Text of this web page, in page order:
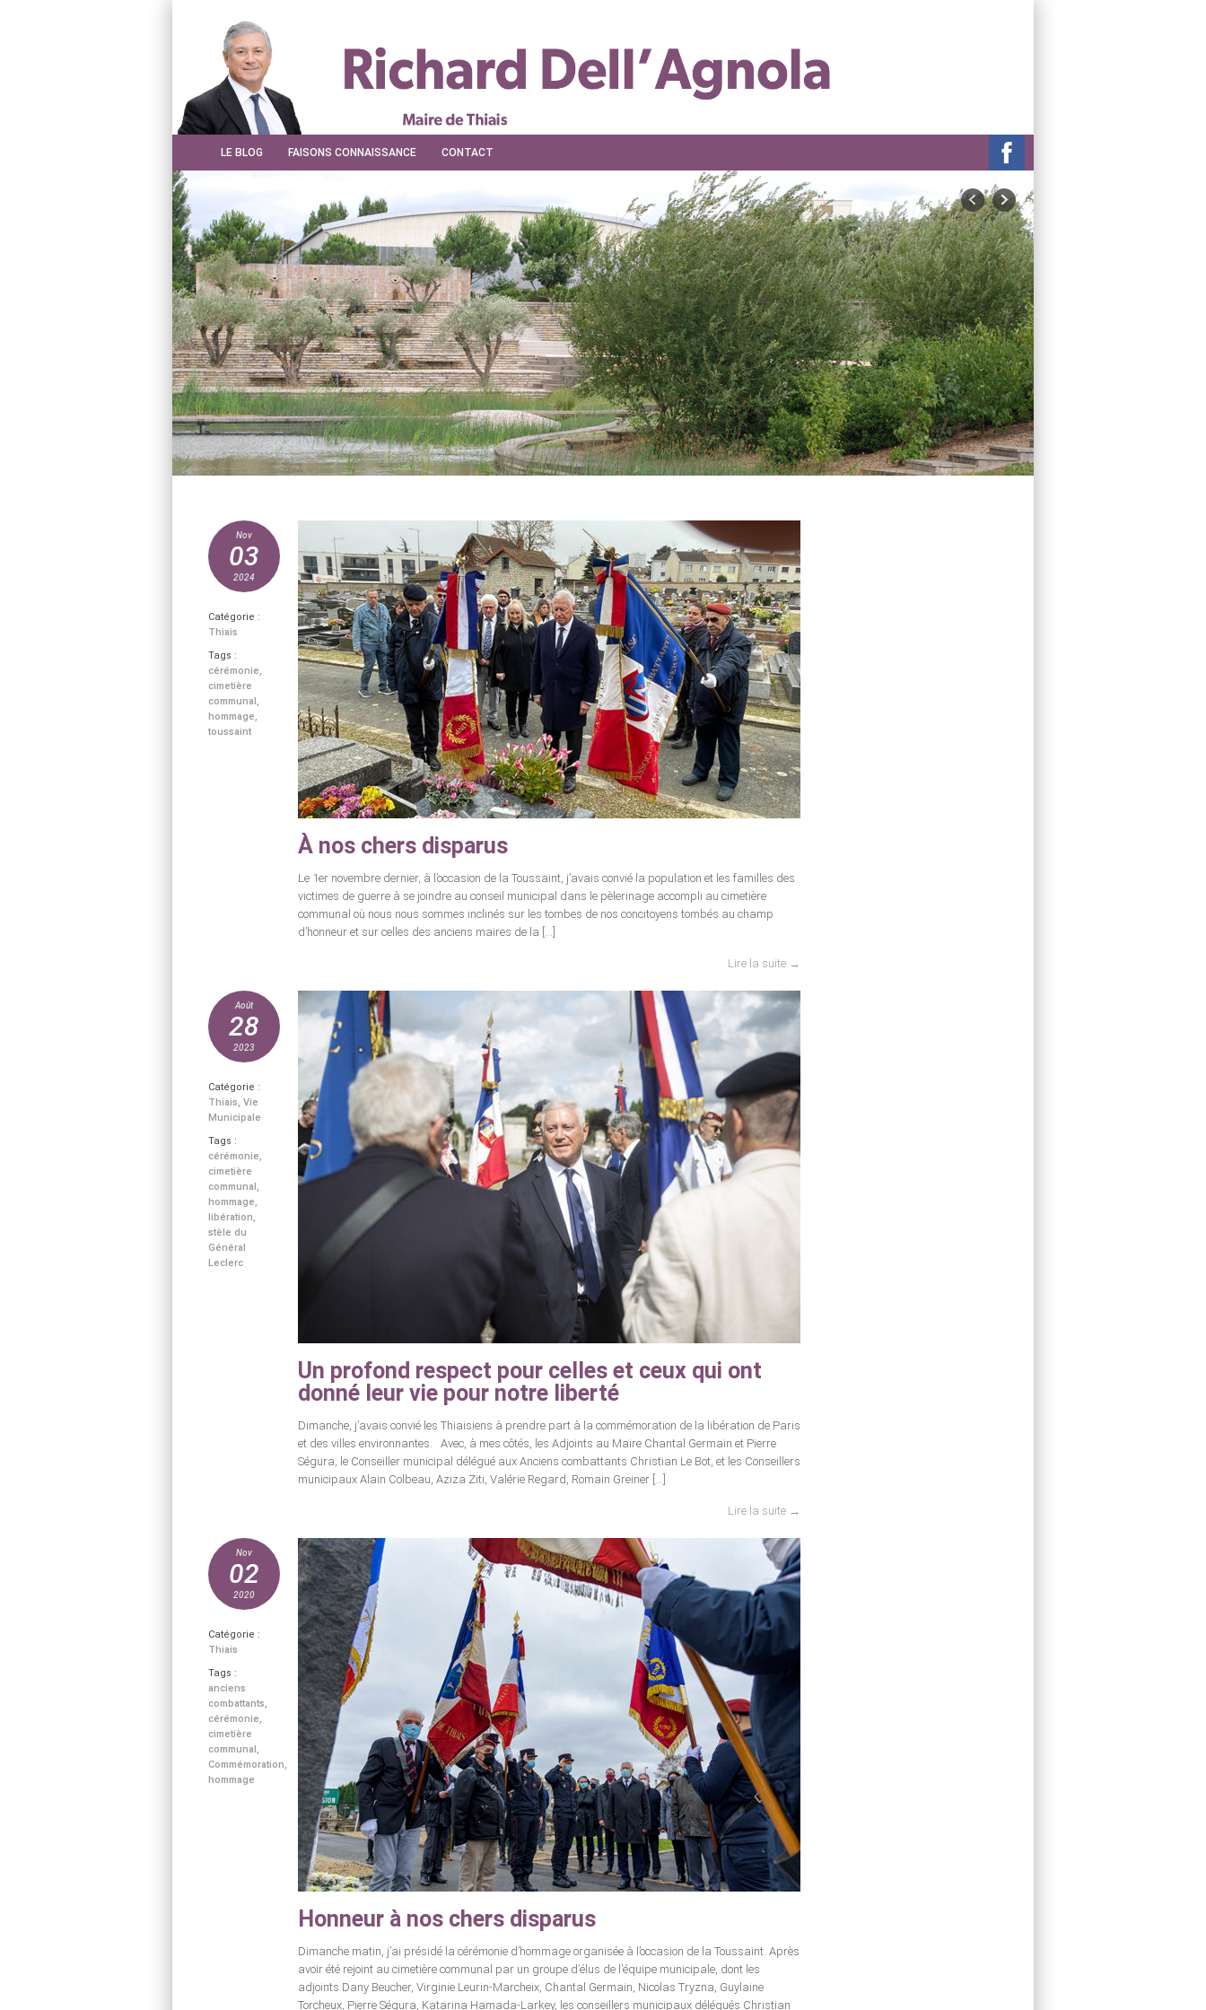
LE BLOG FAISONS CONNAISSANCE CONTACT
Nov
03
2024
Catégorie :
Thiais
Tags :
cérémonie,
cimetière
communal,
hommage,
toussaint
À nos chers disparus
Le 1er novembre dernier, à l’occasion de la Toussaint, j’avais convié la population et les familles des
victimes de guerre à se joindre au conseil municipal dans le pèlerinage accompli au cimetière
communal où nous nous sommes inclinés sur les tombes de nos concitoyens tombés au champ
d’honneur et sur celles des anciens maires de la […]
Lire la suite →
Août
28
2023
Catégorie :
Thiais, Vie
Municipale
Tags :
cérémonie,
cimetière
communal,
hommage,
libération,
stèle du
Général
Leclerc
Un profond respect pour celles et ceux qui ont
donné leur vie pour notre liberté
Dimanche, j’avais convié les Thiaisiens à prendre part à la commémoration de la libération de Paris
et des villes environnantes. Avec, à mes côtés, les Adjoints au Maire Chantal Germain et Pierre
Ségura, le Conseiller municipal délégué aux Anciens combattants Christian Le Bot, et les Conseillers
municipaux Alain Colbeau, Aziza Ziti, Valérie Regard, Romain Greiner […]
Lire la suite →
Nov
02
2020
Catégorie :
Thiais
Tags :
anciens
combattants,
cérémonie,
cimetière
communal,
Commémoration,
hommage
Honneur à nos chers disparus
Dimanche matin, j’ai présidé la cérémonie d’hommage organisée à l’occasion de la Toussaint. Après
avoir été rejoint au cimetière communal par un groupe d’élus de l’équipe municipale, dont les
adjoints Dany Beucher, Virginie Leurin-Marcheix, Chantal Germain, Nicolas Tryzna, Guylaine
Torcheux, Pierre Ségura, Katarina Hamada-Larkey, les conseillers municipaux délégués Christian